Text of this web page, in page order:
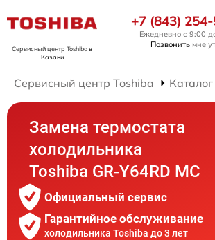
Сервисный центр Toshibaв
Казани
+7 (843)
Ежедневно с 9:00
Позвонить мне
Сервисный центр Toshiba
Замена термостата
холодильника
Toshiba GR-Y64RD MC
Официальный сервис
Гарантийное обслуживание
холодильника Toshiba до 3 лет